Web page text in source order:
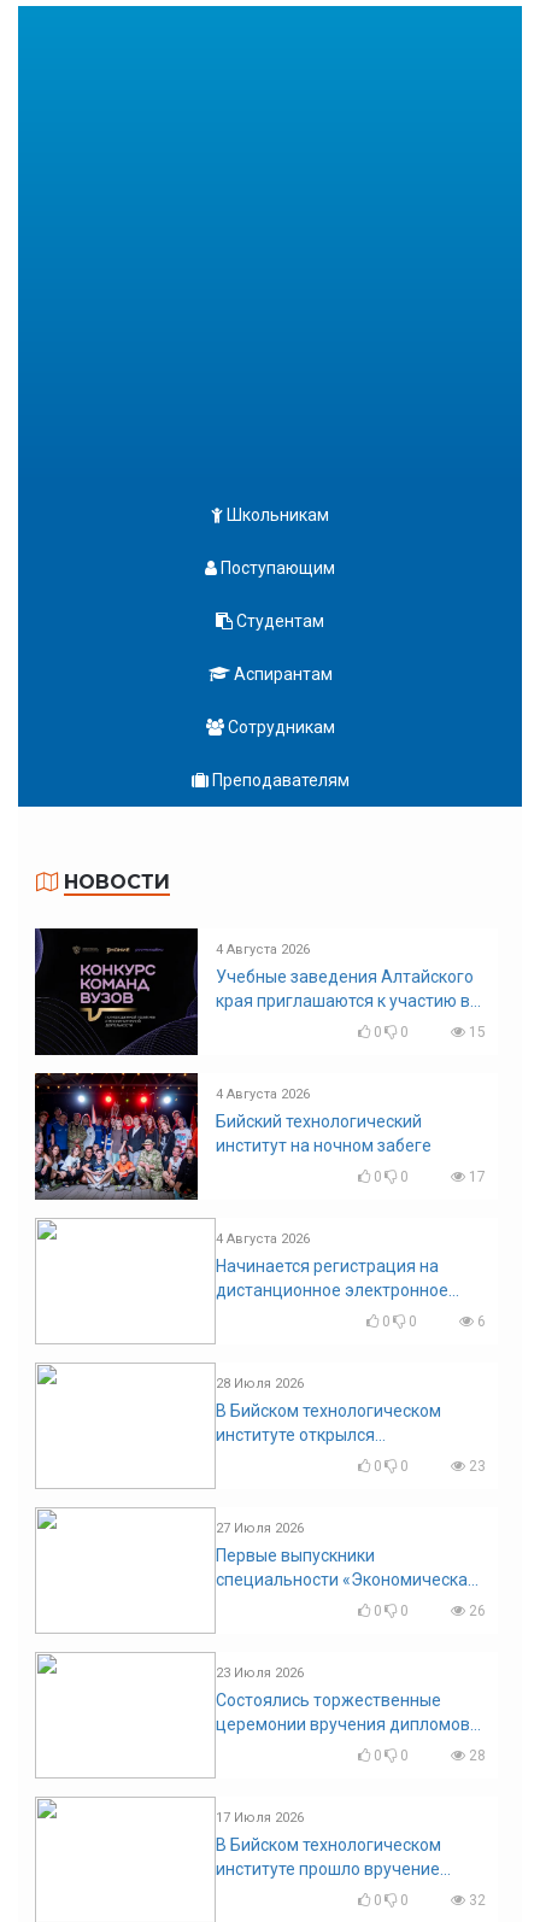
Школьникам
Поступающим
Студентам
Аспирантам
Сотрудникам
Преподавателям
НОВОСТИ
4 Августа 2026
Учебные заведения Алтайского
края приглашаются к участию в
конкурсе команд вузов
0 0 15
4 Августа 2026
Бийский технологический
институт на ночном забеге
0 0 17
4 Августа 2026
Начинается регистрация на
дистанционное электронное
голосование на выборы!
0 0 6
28 Июля 2026
В Бийском технологическом
институте открылся
диссертационный совет!
0 0 23
27 Июля 2026
Первые выпускники
специальности «Экономическая
0 0 26
23 Июля 2026
Состоялись торжественные
церемонии вручения дипломов
0 0 28
17 Июля 2026
В Бийском технологическом
институте прошло вручение
0 0 32